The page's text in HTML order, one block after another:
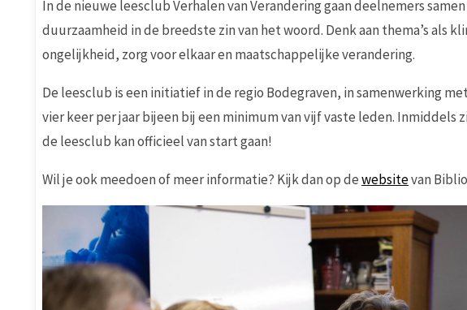
In de nieuwe leesclub Verhalen van Verandering gaan deelnemers
duurzaamheid in de breedste zin van het woord. Denk aan thema’s als
ongelijkheid, zorg voor elkaar en maatschappelijke verandering.
De leesclub is een initiatief in de regio Bodegraven, in samenwerking
vier keer per jaar bijeen bij een minimum van vijf vaste leden. Inmiddels
de leesclub kan officieel van start gaan!
Wil je ook meedoen of meer informatie? Kijk dan op dewebsitevan